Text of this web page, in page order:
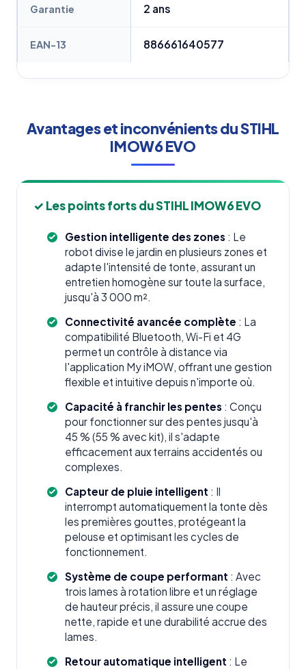
Garantie 2 ans
EAN-13 886661640577
Avantages et inconvénients du STIHL
IMOW6 EVO
✓ Les points forts du STIHL IMOW6 EVO
Gestion intelligente des zones : Le
robot divise le jardin en plusieurs zones et
adapte l'intensité de tonte, assurant un
entretien homogène sur toute la surface,
jusqu'à 3 000 m².
Connectivité avancée complète : La
compatibilité Bluetooth, Wi-Fi et 4G
permet un contrôle à distance via
l'application My iMOW, offrant une gestion
flexible et intuitive depuis n'importe où.
Capacité à franchir les pentes : Conçu
pour fonctionner sur des pentes jusqu'à
45 % (55 % avec kit), il s'adapte
efficacement aux terrains accidentés ou
complexes.
Capteur de pluie intelligent : Il
interrompt automatiquement la tonte dès
les premières gouttes, protégeant la
pelouse et optimisant les cycles de
fonctionnement.
Système de coupe performant : Avec
trois lames à rotation libre et un réglage
de hauteur précis, il assure une coupe
nette, rapide et une durabilité accrue des
lames.
Retour automatique intelligent : Le